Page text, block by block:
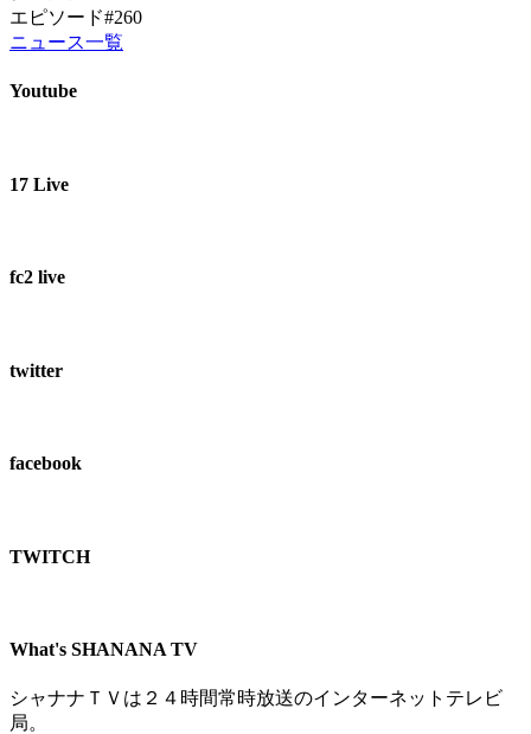
エピソード#260
ニュース一覧
Youtube
17 Live
fc2 live
twitter
facebook
TWITCH​
What's SHANANA TV
シャナナＴＶは２４時間常時放送のインターネットテレビ
局。